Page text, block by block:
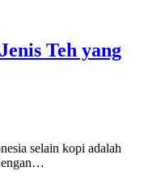
Teh yang
selain kopi adalah